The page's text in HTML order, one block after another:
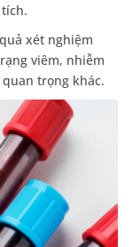
xét nghiệm
viêm, nhiễm
trọng khác.